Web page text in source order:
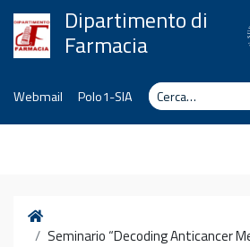
Vai al contenutoDipartimento di
Farmacia
Webmail Polo1-SIA Cerca
Home
Seminario “Decoding Anticancer